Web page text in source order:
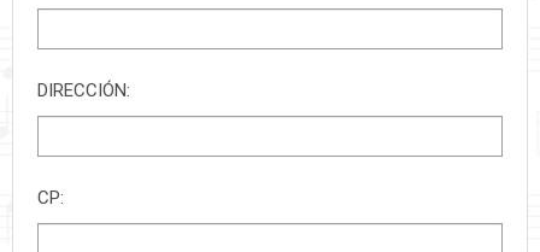
DIRECCIÓN:
CP: